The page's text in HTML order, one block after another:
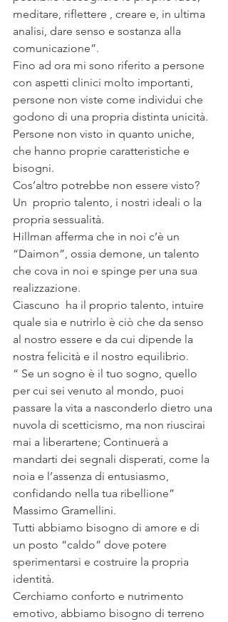
meditare, riflettere , creare e, in ultima
analisi, dare senso e sostanza alla
comunicazione”.
Fino ad ora mi sono riferito a persone
con aspetti clinici molto importanti,
persone non viste come individui che
godono di una propria distinta unicità.
Persone non visto in quanto uniche,
che hanno proprie caratteristiche e
bisogni.
Cos’altro potrebbe non essere visto?
Un  proprio talento, i nostri ideali o la
propria sessualità.
Hillman afferma che in noi c’è un
“Daimon”, ossia demone, un talento
che cova in noi e spinge per una sua
realizzazione.
Ciascuno  ha il proprio talento, intuire
quale sia e nutrirlo è ciò che da senso
al nostro essere e da cui dipende la
nostra felicità e il nostro equilibrio.
“ Se un sogno è il tuo sogno, quello
per cui sei venuto al mondo, puoi
passare la vita a nasconderlo dietro una
nuvola di scetticismo, ma non riuscirai
mai a liberartene; Continuerà a
mandarti dei segnali disperati, come la
noia e l’assenza di entusiasmo,
confidando nella tua ribellione”
Massimo Gramellini.
Tutti abbiamo bisogno di amore e di
un posto “caldo” dove potere
sperimentarsi e costruire la propria
identità.
Cerchiamo conforto e nutrimento
emotivo, abbiamo bisogno di terreno